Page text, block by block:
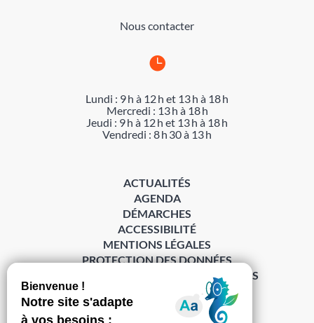
Nous contacter

Lundi : 9 h à 12 h et 13 h à 18 h
Mercredi : 13 h à 18 h
Jeudi : 9 h à 12 h et 13 h à 18 h
Vendredi : 8 h 30 à 13 h
S’abonner à la Gazette ›
ACTUALITÉS
AGENDA
DÉMARCHES
ACCESSIBILITÉ
MENTIONS LÉGALES
PROTECTION DES DONNÉES
POLITIQUE DE GESTION DES COOKIES